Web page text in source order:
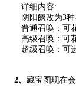
详细内容:
阴阳阙改为3种
普通召唤：可花
高级召唤：可花
超级召唤：可进
2、 藏宝图现在